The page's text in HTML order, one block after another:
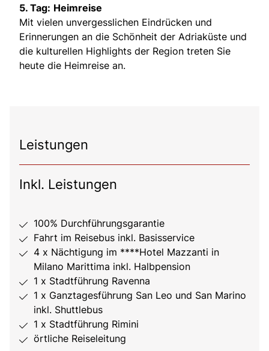
5. Tag: Heimreise
Mit vielen unvergesslichen Eindrücken und
Erinnerungen an die Schönheit der Adriaküste und
die kulturellen Highlights der Region treten Sie
heute die Heimreise an.
Leistungen
Inkl. Leistungen
100% Durchführungsgarantie
Fahrt im Reisebus inkl. Basisservice
4 x Nächtigung im ****Hotel Mazzanti in
Milano Marittima inkl. Halbpension
1 x Stadtführung Ravenna
1 x Ganztagesführung San Leo und San Marino
inkl. Shuttlebus
1 x Stadtführung Rimini
örtliche Reiseleitung